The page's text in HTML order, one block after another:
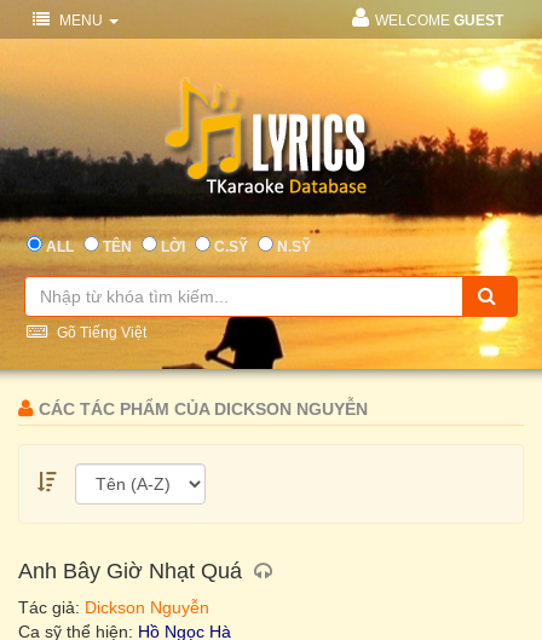
MENU WELCOME GUEST
ALL TÊN LỜI C.SỸ N.SỸ
Gõ Tiếng Việt
CÁC TÁC PHẨM CỦA DICKSON NGUYỄN
Anh Bây Giờ Nhạt Quá
Tác giả: Dickson Nguyễn
Ca sỹ thể hiện: Hồ Ngọc Hà